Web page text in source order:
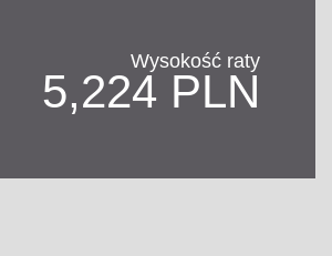
Wysokość raty
5,224 PLN